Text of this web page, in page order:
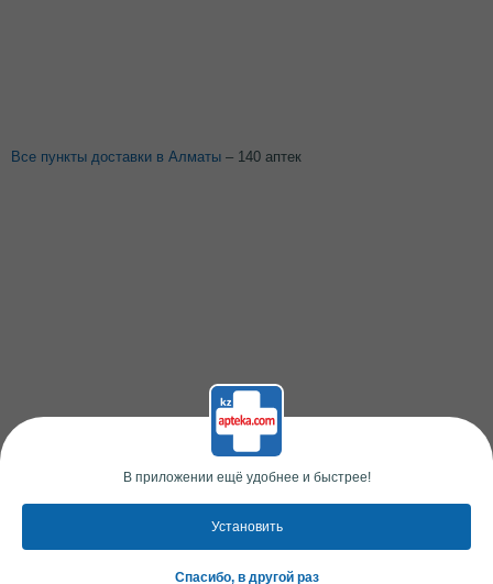
Все пункты доставки в Алматы – 140 аптек
В приложении ещё удобнее и быстрее!
Установить
Спасибо, в другой раз